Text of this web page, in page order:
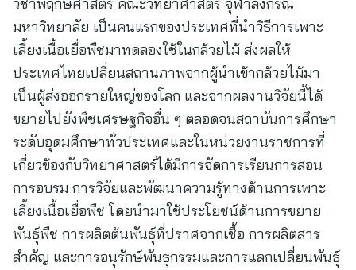
มหาวิทยาลัย เป็นคนแรกของประเทศที่นำวิธีการเพาะ
เลี้ยงเนื้อเยื่อพืชมาทดลองใช้ในกล้วยไม้ ส่งผลให้
ประเทศไทยเปลี่ยนสถานภาพจากผู้นำเข้ากล้วยไม้มา
เป็นผู้ส่งออกรายใหญ่ของโลก และจากผลงานวิจัยนี้ได้
ขยายไปยังพืชเศรษฐกิจอื่น ๆ ตลอดจนสถาบันการศึกษา
ระดับอุดมศึกษาทั่วประเทศและในหน่วยงานราชการที่
เกี่ยวข้องกับวิทยาศาสตร์ได้มีการจัดการเรียนการสอน
การอบรม การวิจัยและพัฒนาความรู้ทางด้านการเพาะ
เลี้ยงเนื้อเยื่อพืช โดยนำมาใช้ประโยชน์ด้านการขยาย
พันธุ์พืช การผลิตต้นพันธุ์ที่ปราศจากเชื้อ การผลิตสาร
สำคัญ และการอนุรักษ์พันธุกรรมและการแลกเปลี่ยนพันธุ์